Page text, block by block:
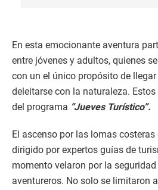
En esta emocionante aventura
entre jóvenes y adultos, quienes
con un el único propósito de
deleitarse con la naturaleza.
del programa “Jueves Turístico”.
El ascenso por las lomas
dirigido por expertos guías de
momento velaron por la
aventureros. No solo se limitaron